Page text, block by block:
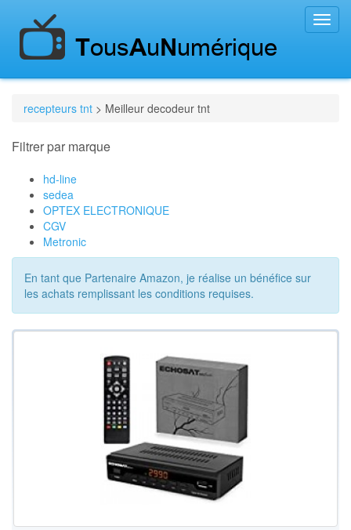
recepteurs tnt > Meilleur decodeur tnt
Filtrer par marque
hd-line
sedea
OPTEX ELECTRONIQUE
CGV
Metronic
En tant que Partenaire Amazon, je réalise un bénéfice sur
les achats remplissant les conditions requises.